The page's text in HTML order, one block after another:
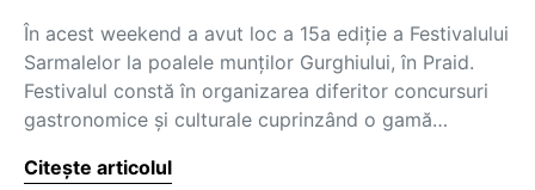
În acest weekend a avut loc a 15a ediţie a Festivalului
Sarmalelor la poalele munţilor Gurghiului, în Praid.
Festivalul constă în organizarea diferitor concursuri
gastronomice şi culturale cuprinzând o gamă…
Citește articolul